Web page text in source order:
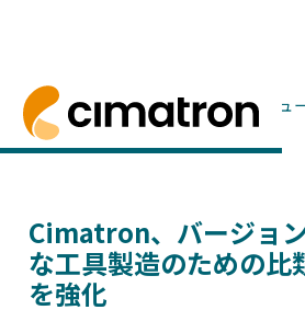
ホーム> ニュースとイベント > ニュ
ースバージョン24
Cimatronリリースバージ
Cimatron、バージョ
な工具製造のための比
を強化